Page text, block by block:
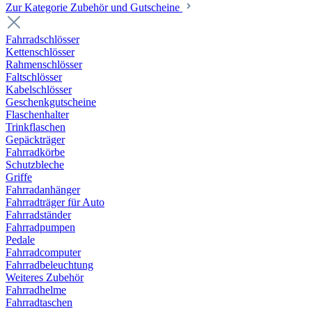
Zur Kategorie Zubehör und Gutscheine
Fahrradschlösser
Kettenschlösser
Rahmenschlösser
Faltschlösser
Kabelschlösser
Geschenkgutscheine
Flaschenhalter
Trinkflaschen
Gepäckträger
Fahrradkörbe
Schutzbleche
Griffe
Fahrradanhänger
Fahrradträger für Auto
Fahrradständer
Fahrradpumpen
Pedale
Fahrradcomputer
Fahrradbeleuchtung
Weiteres Zubehör
Fahrradhelme
Fahrradtaschen